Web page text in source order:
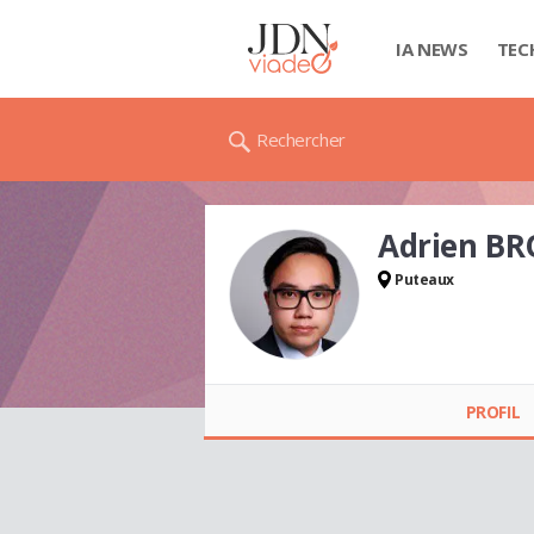
IA NEWS
Rechercher
Adrien
Puteaux
PROFIL